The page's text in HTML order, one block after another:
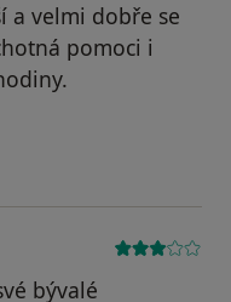
a velmi dobře se
pomoci i
Pacient
bývalé